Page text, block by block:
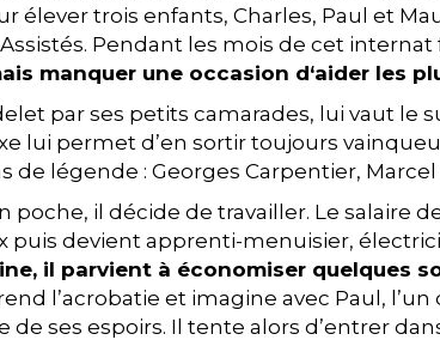
élever trois enfants, Charles, Paul et
Pendant les mois de cet
manquer une occasion d‘aider les
par ses petits camarades, lui vaut le
lui permet d’en sortir toujours
légende : Georges Carpentier, Marcel
il décide de travailler. Le salaire
puis devient apprenti-menuisier,
il parvient à économiser quelques
l’acrobatie et imagine avec Paul,
ses espoirs. Il tente alors d’entrer